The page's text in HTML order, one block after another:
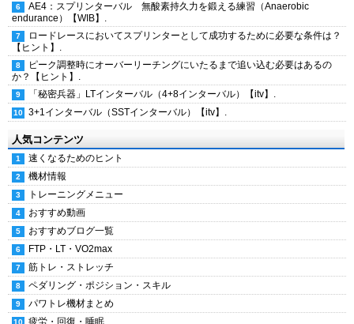
AE4：スプリンターバル 無酸素持久力を鍛える練習（Anaerobic
endurance）【WIB】.
ロードレースにおいてスプリンターとして成功するために必要な条件は？
【ヒント】.
ピーク調整時にオーバーリーチングにいたるまで追い込む必要はあるの
か？【ヒント】.
「秘密兵器」LTインターバル（4+8インターバル）【itv】.
3+1インターバル（SSTインターバル）【itv】.
人気コンテンツ
速くなるためのヒント
機材情報
トレーニングメニュー
おすすめ動画
おすすめブログ一覧
FTP・LT・VO2max
筋トレ・ストレッチ
ペダリング・ポジション・スキル
パワトレ機材まとめ
疲労・回復・睡眠